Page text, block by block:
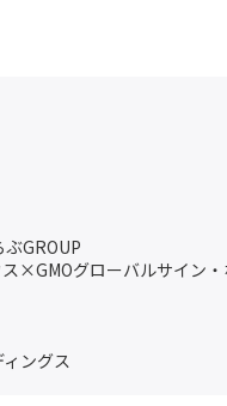
GROUP
×GMOグローバルサイン・
ングス